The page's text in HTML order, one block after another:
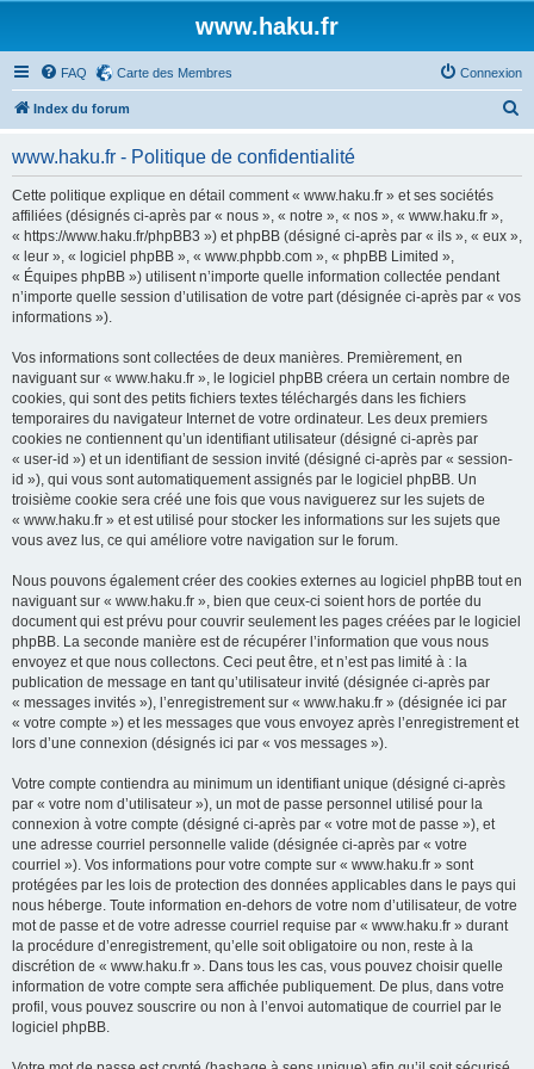
www.haku.fr
FAQ Carte des Membres Connexion
Index du forum
www.haku.fr - Politique de confidentialité
Cette politique explique en détail comment « www.haku.fr » et ses sociétés
affiliées (désignés ci-après par « nous », « notre », « nos », « www.haku.fr »,
« https://www.haku.fr/phpBB3 ») et phpBB (désigné ci-après par « ils », « eux »,
« leur », « logiciel phpBB », « www.phpbb.com », « phpBB Limited »,
« Équipes phpBB ») utilisent n’importe quelle information collectée pendant
n’importe quelle session d’utilisation de votre part (désignée ci-après par « vos
informations »).
Vos informations sont collectées de deux manières. Premièrement, en
naviguant sur « www.haku.fr », le logiciel phpBB créera un certain nombre de
cookies, qui sont des petits fichiers textes téléchargés dans les fichiers
temporaires du navigateur Internet de votre ordinateur. Les deux premiers
cookies ne contiennent qu’un identifiant utilisateur (désigné ci-après par
« user-id ») et un identifiant de session invité (désigné ci-après par « session-
id »), qui vous sont automatiquement assignés par le logiciel phpBB. Un
troisième cookie sera créé une fois que vous naviguerez sur les sujets de
« www.haku.fr » et est utilisé pour stocker les informations sur les sujets que
vous avez lus, ce qui améliore votre navigation sur le forum.
Nous pouvons également créer des cookies externes au logiciel phpBB tout en
naviguant sur « www.haku.fr », bien que ceux-ci soient hors de portée du
document qui est prévu pour couvrir seulement les pages créées par le logiciel
phpBB. La seconde manière est de récupérer l’information que vous nous
envoyez et que nous collectons. Ceci peut être, et n’est pas limité à : la
publication de message en tant qu’utilisateur invité (désignée ci-après par
« messages invités »), l’enregistrement sur « www.haku.fr » (désignée ici par
« votre compte ») et les messages que vous envoyez après l’enregistrement et
lors d’une connexion (désignés ici par « vos messages »).
Votre compte contiendra au minimum un identifiant unique (désigné ci-après
par « votre nom d’utilisateur »), un mot de passe personnel utilisé pour la
connexion à votre compte (désigné ci-après par « votre mot de passe »), et
une adresse courriel personnelle valide (désignée ci-après par « votre
courriel »). Vos informations pour votre compte sur « www.haku.fr » sont
protégées par les lois de protection des données applicables dans le pays qui
nous héberge. Toute information en-dehors de votre nom d’utilisateur, de votre
mot de passe et de votre adresse courriel requise par « www.haku.fr » durant
la procédure d’enregistrement, qu’elle soit obligatoire ou non, reste à la
discrétion de « www.haku.fr ». Dans tous les cas, vous pouvez choisir quelle
information de votre compte sera affichée publiquement. De plus, dans votre
profil, vous pouvez souscrire ou non à l’envoi automatique de courriel par le
logiciel phpBB.